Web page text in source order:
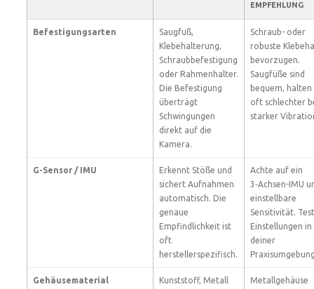
EMPFEHLUNG
Befestigungsarten
Saugfuß,
Klebehalterung,
Schraubbefestigung
oder Rahmenhalter.
Die Befestigung
überträgt
Schwingungen
direkt auf die
Kamera.
Schraub- oder
robuste
bevorzugen.
Saugfüße sind
bequem, halten
oft schlechter
starker
G-Sensor / IMU
Erkennt Stöße und
sichert Aufnahmen
automatisch. Die
genaue
Empfindlichkeit ist
oft
herstellerspezifisch.
Achte auf ein
3‑Achsen-IMU
einstellbare
Sensitivität.
Einstellungen in
deiner
Gehäusematerial
Kunststoff, Metall
Metallgehäuse